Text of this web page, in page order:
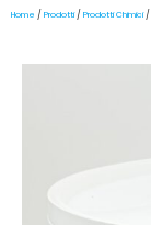
Home / Prodotti/ Prodotti Chimici/